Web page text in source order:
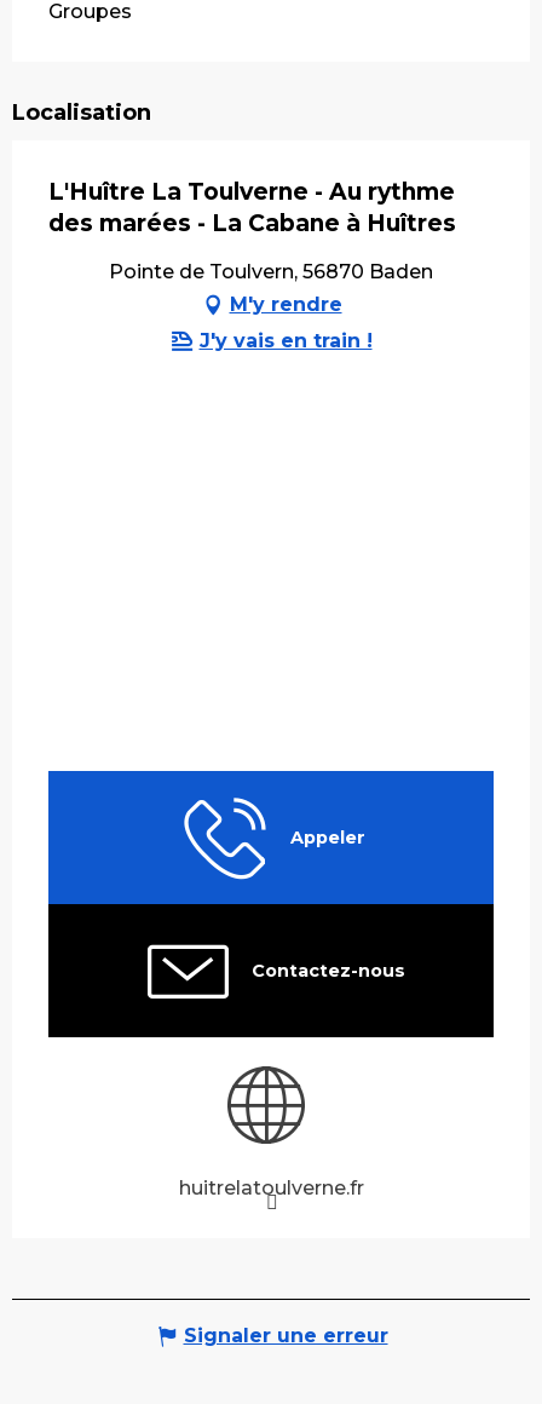
Groupes
Localisation
L'Huître La Toulverne - Au rythme
des marées - La Cabane à Huîtres
Pointe de Toulvern, 56870 Baden
M'y rendre
J'y vais en train !
Appeler
Contactez-nous
huitrelatoulverne.fr
Signaler une erreur